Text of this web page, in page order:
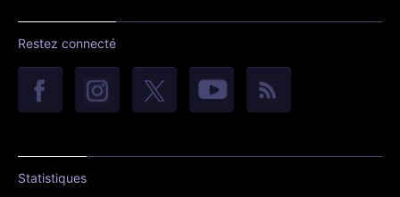
Restez connecté
Statistiques